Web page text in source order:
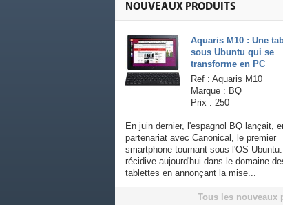
NOUVEAUX PRODUITS
Aquaris M10 : Une
sous Ubuntu qui se
transforme en PC
Ref : Aquaris M10
Marque : BQ
Prix : 250
En juin dernier, l'espagnol BQ lançait,
partenariat avec Canonical, le premier
smartphone tournant sous l'OS Ubuntu.
récidive aujourd'hui dans le domaine
tablettes en annonçant la mise...
Tous les nouveaux